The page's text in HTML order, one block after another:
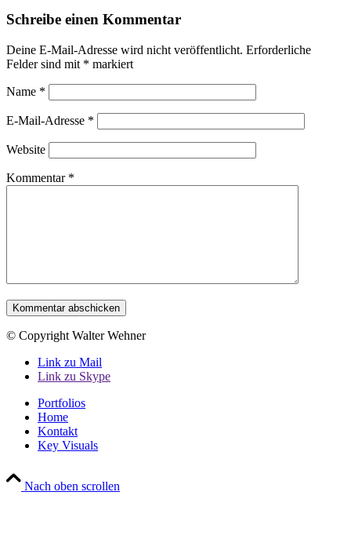
Schreibe einen Kommentar
Deine E-Mail-Adresse wird nicht veröffentlicht. Erforderliche
Felder sind mit * markiert
Name *
E-Mail-Adresse *
Website
Kommentar *
© Copyright Walter Wehner
Link zu Mail
Link zu Skype
Portfolios
Home
Kontakt
Key Visuals
Nach oben scrollen